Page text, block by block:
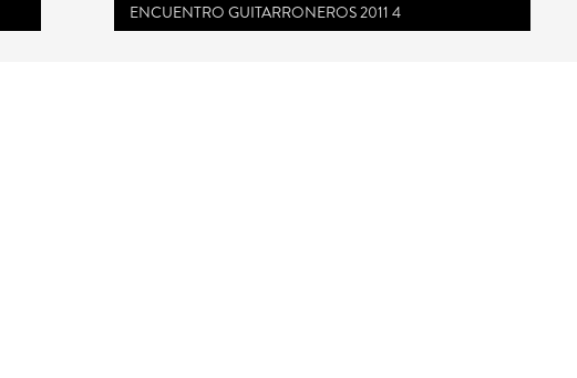
ENCUENTRO GUITARRONEROS 2011 4